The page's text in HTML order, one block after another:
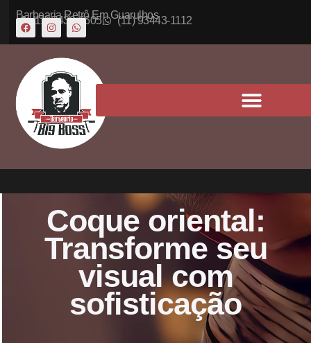
Barbearia Retrô Em Guarulhos
(11) 5430-6605 (11) 93443-1112
Coque oriental:
Transforme seu
visual com
sofisticação